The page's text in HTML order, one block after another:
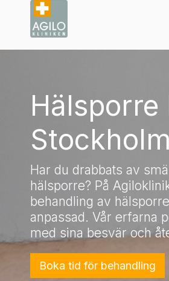
Hälsporre
Har du drabbats av
hälsporre? På
behandling av
anpassad. Vår erfarna
med sina besvär och
Boka tid för behandling